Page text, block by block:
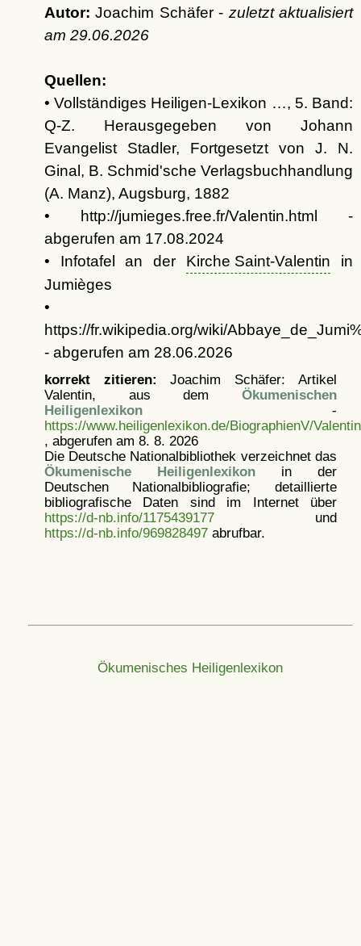
Autor: Joachim Schäfer - zuletzt aktualisiert
am 29.06.2026
Quellen:
• Vollständiges Heiligen-Lexikon …, 5. Band:
Q-Z. Herausgegeben von Johann
Evangelist Stadler, Fortgesetzt von J. N.
Ginal, B. Schmid'sche Verlagsbuchhandlung
(A. Manz), Augsburg, 1882
• http://jumieges.free.fr/Valentin.html -
abgerufen am 17.08.2024
• Infotafel an der Kirche Saint-Valentin in
Jumièges
•
https://fr.wikipedia.org/wiki/
- abgerufen am 28.06.2026
korrekt zitieren: Joachim Schäfer: Artikel
Valentin, aus dem Ökumenischen
Heiligenlexikon-
https://www.heiligenlexikon.de/BiographienV/
, abgerufen am 8. 8. 2026
Die Deutsche Nationalbibliothek verzeichnet das
Ökumenische Heiligenlexikonin der
Deutschen Nationalbibliografie; detaillierte
bibliografische Daten sind im Internet über
https://d-nb.info/1175439177und
https://d-nb.info/969828497abrufbar.
Ökumenisches Heiligenlexikon